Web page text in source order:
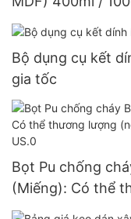
hoàn hảo chất
Bộ dụng cụ kết
gia tốc
Bọt Pu chống
(Miếng): Có thể
29999 Miếng